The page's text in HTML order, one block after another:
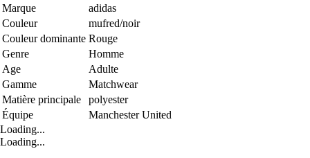
Marque
adidas
Couleur
mufred/noir
Couleur dominante Rouge
Genre
Homme
Age
Adulte
Gamme
Matchwear
Matière principale
polyester
Équipe
Manchester United
Loading...
Loading...